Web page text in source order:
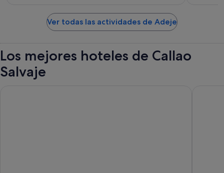
Ver todas las actividades de Adeje
Los mejores hoteles de Callao
Salvaje